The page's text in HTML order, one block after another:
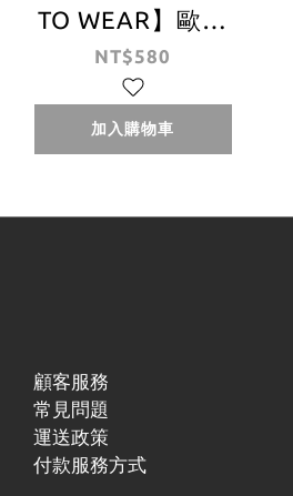
TO WEAR】歐版
Carhartt WIP
Chase Socks 刺繡
金標 長襪 中筒襪
小腿襪 襪子 現貨
NT$580
加入購物車
顧客服務
常見問題
運送政策
付款服務方式